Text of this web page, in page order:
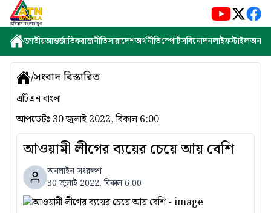
জাতীয়আন্তর্জাতিকরাজনীতিসারাদেশঅর্থনীতিস্পোর্টসবিনোদনলাইফস্টাইল
/সংবাদ বিস্তারিত
এটিএন বাংলা
আপডেটঃ 30 জুলাই 2022, বিকাল 6:00
আওয়ামী লীগের ব্যয়ের চেয়ে আয় বেশি
অনলাইন সংরক্ষণ
30 জুলাই 2022, বিকাল 6:00